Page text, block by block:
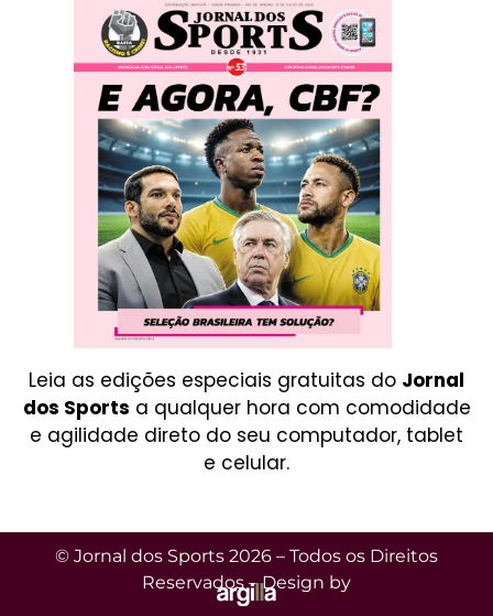
Leia as edições especiais gratuitas do Jornal
dos Sports a qualquer hora com comodidade
e agilidade direto do seu computador, tablet
e celular.
© Jornal dos Sports 2026 – Todos os Direitos
Reservados – Design by